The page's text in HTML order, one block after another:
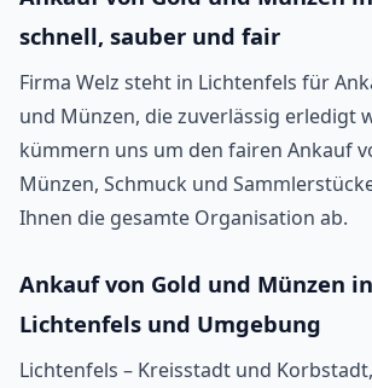
schnell, sauber und fair
Firma Welz steht in Lichtenfels für
und Münzen, die zuverlässig erledigt
kümmern uns um den fairen Ankauf
Münzen, Schmuck und
Ihnen die gesamte Organisation ab.
Ankauf von Gold und Münzen
Lichtenfels und Umgebung
Lichtenfels – Kreisstadt und